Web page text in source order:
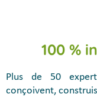
100 %
Plus de 50
conçoivent,